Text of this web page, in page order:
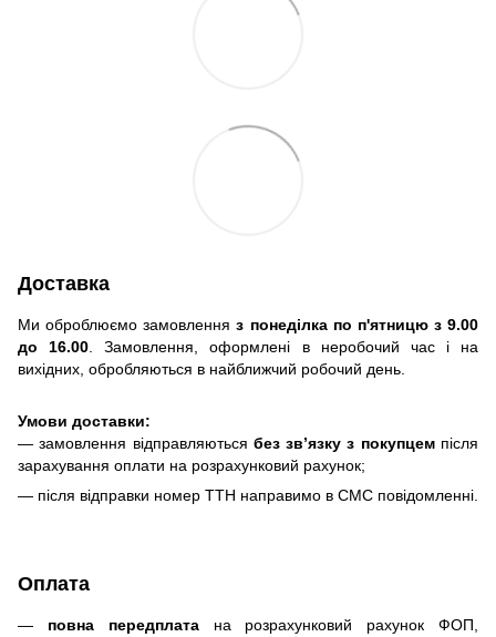
Доставка
Ми оброблюємо замовленняз понеділка по п'ятницю з 9.00
до 16.00. Замовлення, оформлені в неробочий час і на
вихідних, обробляються в найближчий робочий день.
Умови доставки:
— замовлення відправляються без зв’язку з покупцемпісля
зарахування оплати на розрахунковий рахунок;
— після відправки номер ТТН направимо в СМС повідомленні.
Оплата
— повна передплатана розрахунковий рахунок ФОП,